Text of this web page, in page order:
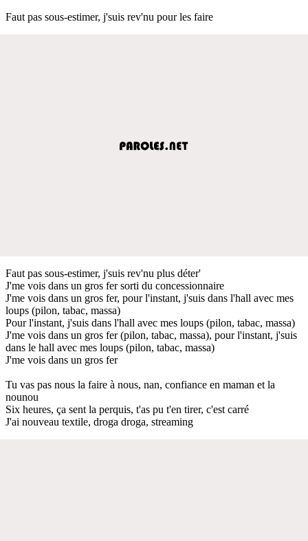
Faut pas sous-estimer, j'suis rev'nu pour les faire
Faut pas sous-estimer, j'suis rev'nu plus déter'
J'me vois dans un gros fer sorti du concessionnaire
J'me vois dans un gros fer, pour l'instant, j'suis dans l'hall avec mes
loups (pilon, tabac, massa)
Pour l'instant, j'suis dans l'hall avec mes loups (pilon, tabac, massa)
J'me vois dans un gros fer (pilon, tabac, massa), pour l'instant, j'suis
dans le hall avec mes loups (pilon, tabac, massa)
J'me vois dans un gros fer
Tu vas pas nous la faire à nous, nan, confiance en maman et la
nounou
Six heures, ça sent la perquis, t'as pu t'en tirer, c'est carré
J'ai nouveau textile, droga droga, streaming